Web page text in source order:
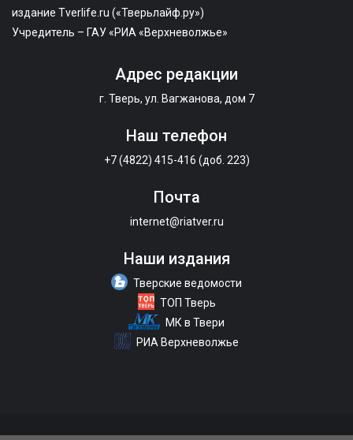
издание Tverlife.ru («Тверьлайф.ру»)
Учредитель – ГАУ «РИА «Верхневолжье»
Адрес редакции
г. Тверь, ул. Вагжанова, дом 7
Наш телефон
+7 (4822) 415-416 (доб. 223)
Почта
internet@riatver.ru
Наши издания
Тверские ведомости
ТОП Тверь
МК в Твери
РИА Верхневолжье